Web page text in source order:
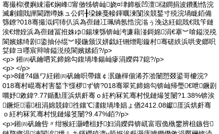
骞撮枊濮嬩綀灞€娴峰甯傚牬锛屾娆¤垏鍗板凹澶櫧鐧捐波鐨勫悎浣
滅劇鐤戝皣閫蹭竴姝ュ公鍔╂垜鍊戞帹鍕曞湅闅涘競鍫寸殑浣堝眬銆備
綔鐐?018骞撮泤鍔犻仈浜為亱鏈冮珮绱氬悎浣滃ぅ浼达紝鎴戝€戝笇鏈
涘€熷姪浜為亱鏈冨拰姝ゆ鍚堜綔锛屾洿濂藉湴鎶婂涓€搴︾啽鎰涚殑
閬嬪嫊绮剧鍌抽仦绲︾暥鍦颁汉姘戯紝铏熷彫鏇村骞磋紩浜哄叏鎯呮
姇鍏ヨ嚜宸辩啽鎰涚殑閬嬪嫊銆?/p>
<p> 鎺㈣矾鑰呬笂鍗婂勾鍑堝埄鍚屾瘮涓嬫粦7鎴?/p>
<p> </p>
<p>8鏈?4鏃ワ紝鎺㈣矾鑰呮帶鑲￠泦鍦樿偂浠芥湁闄愬叕鍙哥櫦浣?
018骞村崐骞村害鍫卞憡椤ず锛?018骞翠笂鍗婂勾锛屾帰璺€呭鐝剧
嚐妤敹鍏?.77鍎勫厓浜烘皯骞ｏ紝杓冧笂骞村悓鏈熶笅闄?1.38%锛涘
鐝炬灞柤涓婂競鍏徃鑲℃澅鍑堝埄娼ょ偤2412.08钀厓浜烘皯骞
ｏ紝杓冧笂骞村悓鏈熶笅闄?9.47%銆?/p>
<p>鎺㈣矾鑰呰〃绀猴紝灏嶆柤妤妇涓嬫粦锛屼富瑕佹槸鐢辨柤鏃呰